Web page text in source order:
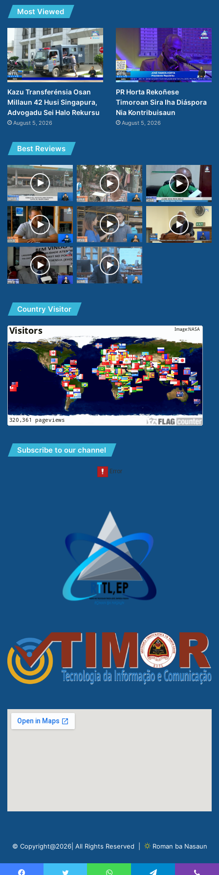
Most Viewed
Kazu Transferénsia Osan
Millaun 42 Husi Singapura,
Advogadu Sei Halo Rekursu
August 5, 2026
PR Horta Rekoñese
Timoroan Sira Iha Diáspora
Nia Kontribuisaun
August 5, 2026
Best Reviews
Country Visitor
Subscribe to our channel
© Copyright@2026| All Rights Reserved | Roman ba Nasaun